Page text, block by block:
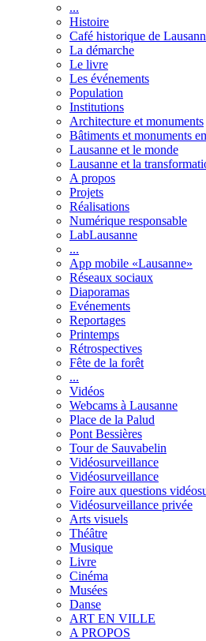
...
Histoire
Café historique de
La démarche
Le livre
Les événements
Population
Institutions
Architecture et monuments
Bâtiments et monuments
Lausanne et le monde
Lausanne et la
A propos
Projets
Réalisations
Numérique responsable
LabLausanne
...
App mobile «Lausanne»
Réseaux sociaux
Diaporamas
Evénements
Reportages
Printemps
Rétrospectives
Fête de la forêt
...
Vidéos
Webcams à Lausanne
Place de la Palud
Pont Bessières
Tour de Sauvabelin
Vidéosurveillance
Vidéosurveillance
Foire aux questions
Vidéosurveillance privée
Arts visuels
Théâtre
Musique
Livre
Cinéma
Musées
Danse
ART EN VILLE
A PROPOS